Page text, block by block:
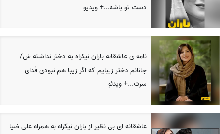
دست تو باشه...+ ویدیو
نامه ی عاشقانه باران نیکراه به دختر نداشته ش/
جانانم دختر زیبایم که اگر زیبا هم نبودی فدای
سرت...+ ویدئو
عاشقانه ای بی نظیر از باران نیکراه به همراه علی ضیا